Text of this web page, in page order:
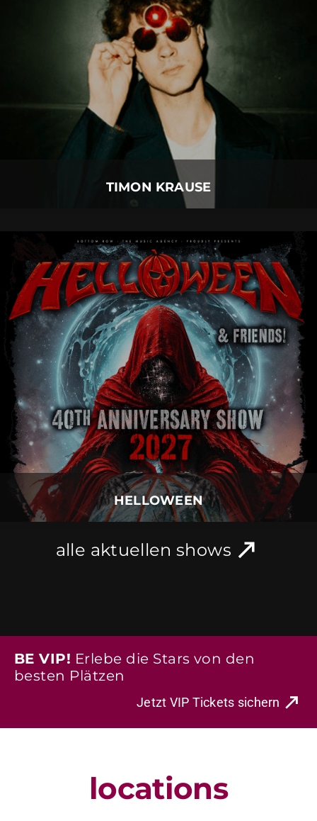
TIMON KRAUSE
TIMON KRAUSE
September 2026 | Donnerstag |
Mehr Details
HELLOWEEN
HELLOWEEN
HELLOWEEN
06. August 2027 | Freitag | Neu-Ulm
Mehr Details
alle aktuellen shows
BE VIP! Erlebe die Stars von den
besten Plätzen
Jetzt VIP Tickets sichern
locations